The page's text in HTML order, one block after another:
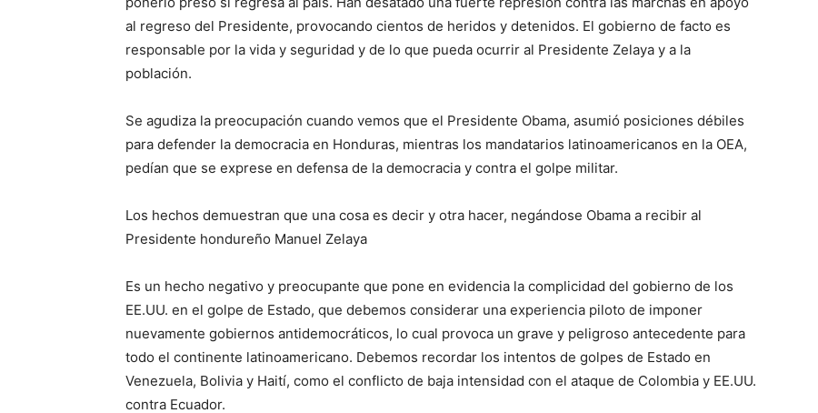
al regreso del Presidente, provocando cientos de heridos y detenidos. El gobierno de facto es
responsable por la vida y seguridad y de lo que pueda ocurrir al Presidente Zelaya y a la
población.
Se agudiza la preocupación cuando vemos que el Presidente Obama, asumió posiciones débiles
para defender la democracia en Honduras, mientras los mandatarios latinoamericanos en la OEA,
pedían que se exprese en defensa de la democracia y contra el golpe militar.
Los hechos demuestran que una cosa es decir y otra hacer, negándose Obama a recibir al
Presidente hondureño Manuel Zelaya
Es un hecho negativo y preocupante que pone en evidencia la complicidad del gobierno de los
EE.UU. en el golpe de Estado, que debemos considerar una experiencia piloto de imponer
nuevamente gobiernos antidemocráticos, lo cual provoca un grave y peligroso antecedente para
todo el continente latinoamericano. Debemos recordar los intentos de golpes de Estado en
Venezuela, Bolivia y Haití, como el conflicto de baja intensidad con el ataque de Colombia y EE.UU.
contra Ecuador.